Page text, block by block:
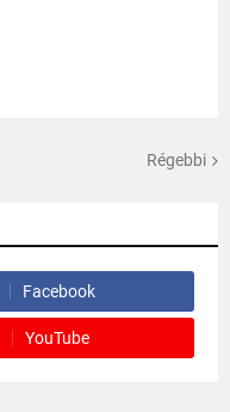
Régebbi
Facebook
YouTube